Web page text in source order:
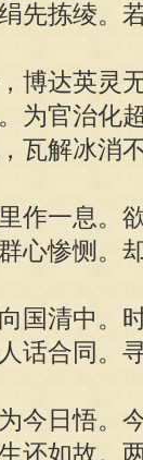
先拣绫。
博达英灵
为官治化
瓦解冰消
作一息。
心惨恻。
国清中。
话合同。
今日悟。
还如故。